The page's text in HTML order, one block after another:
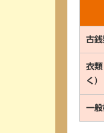
古
衣
く）
一